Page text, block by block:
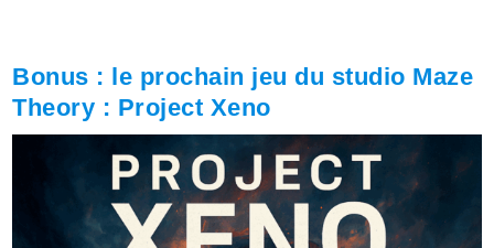
Bonus : le prochain jeu du studio Maze
Theory : Project Xeno